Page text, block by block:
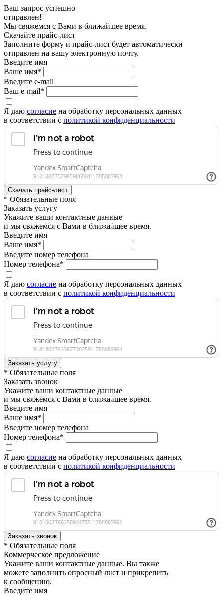
Ваш запрос успешно
отправлен!
Мы свяжемся с Вами в ближайшее время.
Скачайте прайс-лист
Заполните форму и прайс-лист будет автоматически
отправлен на вашу электронную почту.
Введите имя
Ваше имя*
Введите e-mail
Ваш e-mail*
Я даю согласие на обработку персональных данных
в соответствии с политикой конфиденциальности
* Обязательные поля
Заказать услугу
Укажите ваши контактные данные
и мы свяжемся с Вами в ближайшее время.
Введите имя
Ваше имя*
Введите номер телефона
Номер телефона*
Я даю согласие на обработку персональных данных
в соответствии с политикой конфиденциальности
* Обязательные поля
Заказать звонок
Укажите ваши контактные данные
и мы свяжемся с Вами в ближайшее время.
Введите имя
Ваше имя*
Введите номер телефона
Номер телефона*
Я даю согласие на обработку персональных данных
в соответствии с политикой конфиденциальности
* Обязательные поля
Коммерческое предложение
Укажите ваши контактные данные. Вы также
можете заполнить опросный лист и прикрепить
к сообщению.
Введите имя